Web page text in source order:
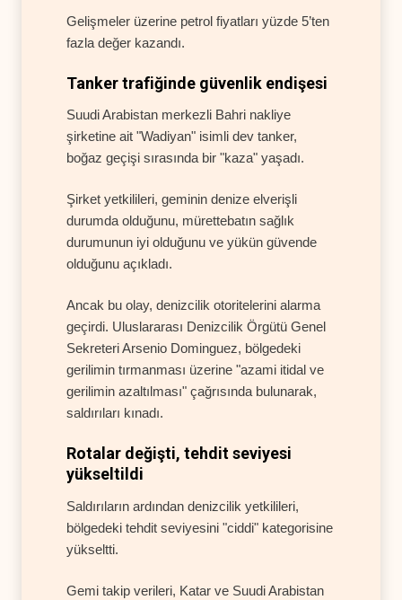
Gelişmeler üzerine petrol fiyatları yüzde 5’ten
fazla değer kazandı.
Tanker trafiğinde güvenlik endişesi
Suudi Arabistan merkezli Bahri nakliye
şirketine ait "Wadiyan" isimli dev tanker,
boğaz geçişi sırasında bir "kaza" yaşadı.
Şirket yetkilileri, geminin denize elverişli
durumda olduğunu, mürettebatın sağlık
durumunun iyi olduğunu ve yükün güvende
olduğunu açıkladı.
Ancak bu olay, denizcilik otoritelerini alarma
geçirdi. Uluslararası Denizcilik Örgütü Genel
Sekreteri Arsenio Dominguez, bölgedeki
gerilimin tırmanması üzerine "azami itidal ve
gerilimin azaltılması" çağrısında bulunarak,
saldırıları kınadı.
Rotalar değişti, tehdit seviyesi
yükseltildi
Saldırıların ardından denizcilik yetkilileri,
bölgedeki tehdit seviyesini "ciddi" kategorisine
yükseltti.
Gemi takip verileri, Katar ve Suudi Arabistan